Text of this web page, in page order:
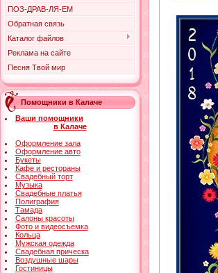
ПОЗ-ДРАВ-ЛЯ-ЕМ
Обратная связь
Каталог файлов
Реклама на сайте
Песня Твой мир
Помощники в Калаче
Ваши помощники
в Калаче
Оформление зала
Оформление авто
Букеты
Кафе и рестораны
Свадебный торт
Музыка
Свадебные платья
Полиграфия
Тамада
Салоны красоты
Фото и видеосъемка
Кольца
Мужская одежда
Свадебная прическа
Воздушные шары
Гостиницы